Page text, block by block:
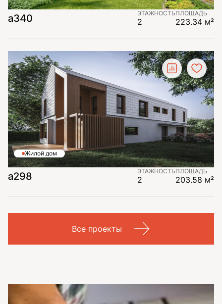
а340 ЭТАЖНОСТЬ
2
ПЛОЩАДЬ
223.34 м²
Жилой дом
а298 ЭТАЖНОСТЬ
2
ПЛОЩАДЬ
203.58 м²
Все проекты